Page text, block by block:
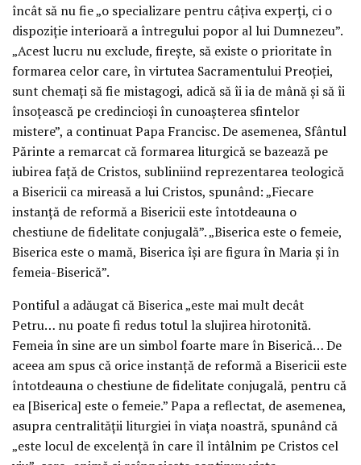
încât să nu fie „o specializare pentru câțiva experți, ci o
dispoziție interioară a întregului popor al lui Dumnezeu”.
„Acest lucru nu exclude, firește, să existe o prioritate în
formarea celor care, în virtutea Sacramentului Preoției,
sunt chemați să fie mistagogi, adică să îi ia de mână și să îi
însoțească pe credincioși în cunoașterea sfintelor
mistere”, a continuat Papa Francisc. De asemenea, Sfântul
Părinte a remarcat că formarea liturgică se bazează pe
iubirea față de Cristos, subliniind reprezentarea teologică
a Bisericii ca mireasă a lui Cristos, spunând: „Fiecare
instanță de reformă a Bisericii este întotdeauna o
chestiune de fidelitate conjugală”. „Biserica este o femeie,
Biserica este o mamă, Biserica își are figura în Maria și în
femeia-Biserică”.
Pontiful a adăugat că Biserica „este mai mult decât
Petru… nu poate fi redus totul la slujirea hirotonită.
Femeia în sine are un simbol foarte mare în Biserică… De
aceea am spus că orice instanță de reformă a Bisericii este
întotdeauna o chestiune de fidelitate conjugală, pentru că
ea [Biserica] este o femeie.” Papa a reflectat, de asemenea,
asupra centralității liturgiei în viața noastră, spunând că
„este locul de excelență în care îl întâlnim pe Cristos cel